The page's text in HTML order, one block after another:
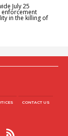
July 25
enforcement
in the killing of
CONTACT US